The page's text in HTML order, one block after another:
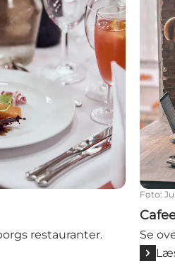
restauranter.
Foto:
Se